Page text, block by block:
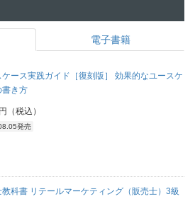
電子書籍
ケース実践ガイド［復刻版］ 効果的なユースケ
書き方
（税込）
発売
教科書 リテールマーケティング（販売士）3級